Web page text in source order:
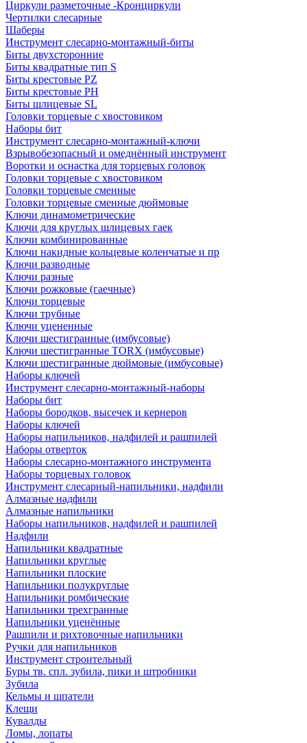
Циркули разметочные -Кронциркули
Чертилки слесарные
Шаберы
Инструмент слесарно-монтажный-биты
Биты двухсторонние
Биты квадратные тип S
Биты крестовые РZ
Биты крестовые РН
Биты шлицевые SL
Головки торцевые с хвостовиком
Наборы бит
Инструмент слесарно-монтажный-ключи
Взрывобезопасный и омеднённый инструмент
Воротки и оснаcтка для торцевых головок
Головки торцевые с хвостовиком
Головки торцевые сменные
Головки торцевые сменные дюймовые
Ключи динамометрические
Ключи для круглых шлицевых гаек
Ключи комбинированные
Ключи накидные кольцевые коленчатые и пр
Ключи разводные
Ключи разные
Ключи рожковые (гаечные)
Ключи торцевые
Ключи трубные
Ключи уцененные
Ключи шестигранные (имбусовые)
Ключи шестигранные TORX (имбусовые)
Ключи шестигранные дюймовые (имбусовые)
Наборы ключей
Инструмент слесарно-монтажный-наборы
Наборы бит
Наборы бородков, высечек и кернеров
Наборы ключей
Наборы напильников, надфилей и рашпилей
Наборы отверток
Наборы слесарно-монтажного инструмента
Наборы торцевых головок
Инструмент слесарный-напильники, надфили
Алмазные надфили
Алмазные напильники
Наборы напильников, надфилей и рашпилей
Надфили
Напильники квадратные
Напильники круглые
Напильники плоские
Напильники полукруглые
Напильники ромбические
Напильники трехгранные
Напильники уценённые
Рашпили и рихтовочные напильники
Ручки для напильников
Инструмент строительный
Буры тв. спл. зубила, пики и штробники
Зубила
Кельмы и шпатели
Клещи
Кувалды
Ломы, лопаты